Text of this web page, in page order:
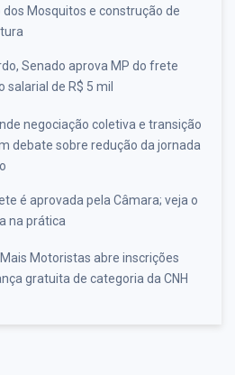
dos Mosquitos e construção de
Senado aprova MP do frete
salarial de R$ 5 mil
negociação coletiva e transição
debate sobre redução da jornada
é aprovada pela Câmara; veja o
na prática
Motoristas abre inscrições
gratuita de categoria da CNH